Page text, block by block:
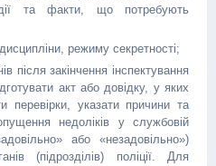
та факти, що потребують
режиму секретності;
після закінчення інспектування
акт або довідку, у яких
перевірки, указати причини та
недоліків у службовій
або «незадовільно»)
(підрозділів) поліції. Для